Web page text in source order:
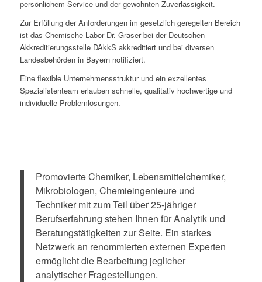
persönlichem Service und der gewohnten Zuverlässigkeit.
Zur Erfüllung der Anforderungen im gesetzlich geregelten Bereich
ist das Chemische Labor Dr. Graser bei der Deutschen
Akkreditierungsstelle DAkkS akkreditiert und bei diversen
Landesbehörden in Bayern notifiziert.
Eine flexible Unternehmensstruktur und ein exzellentes
Spezialistenteam erlauben schnelle, qualitativ hochwertige und
individuelle Problemlösungen.
Promovierte Chemiker, Lebensmittelchemiker,
Mikrobiologen, Chemieingenieure und
Techniker mit zum Teil über 25-jähriger
Berufserfahrung stehen Ihnen für Analytik und
Beratungstätigkeiten zur Seite. Ein starkes
Netzwerk an renommierten externen Experten
ermöglicht die Bearbeitung jeglicher
analytischer Fragestellungen.